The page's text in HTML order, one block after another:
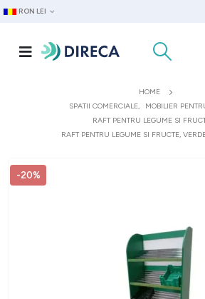
RON LEI
HOME
SPATII COMERCIALE, MOBILIER
RAFT PENTRU LEGUME SI
RAFT PENTRU LEGUME SI FRUCTE,
-20%